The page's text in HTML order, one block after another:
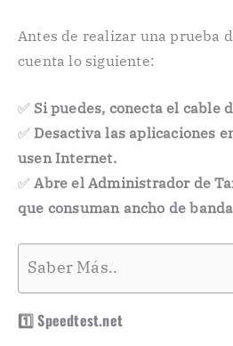
Antes de realizar una prueba
cuenta lo siguiente:
✅ Si puedes, conecta el cable
✅ Desactiva las aplicaciones
usen Internet.
✅Abre el Administrador de
que consuman ancho de
Saber Más..
1️⃣ Speedtest.net